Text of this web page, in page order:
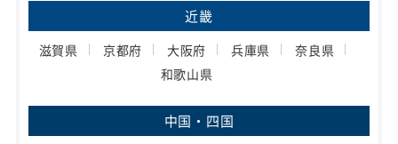
近畿
滋賀県 京都府 大阪府 兵庫県
奈良県
和歌山県
中国・四国